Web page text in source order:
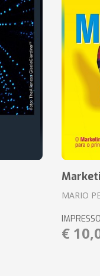
MARIO
€